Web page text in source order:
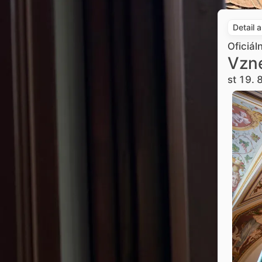
Detail
st 19.